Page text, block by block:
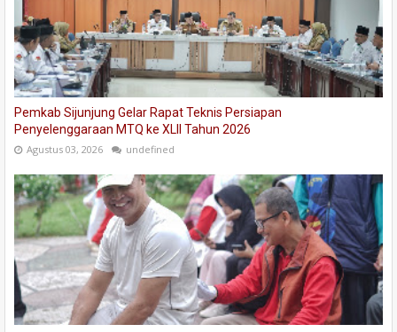
Pemkab Sijunjung Gelar Rapat Teknis Persiapan
Penyelenggaraan MTQ ke XLII Tahun 2026
Agustus 03, 2026 undefined